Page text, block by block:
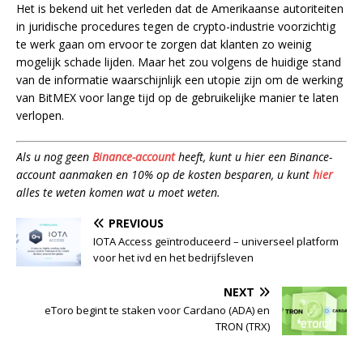
Het is bekend uit het verleden dat de Amerikaanse autoriteiten
in juridische procedures tegen de crypto-industrie voorzichtig
te werk gaan om ervoor te zorgen dat klanten zo weinig
mogelijk schade lijden. Maar het zou volgens de huidige stand
van de informatie waarschijnlijk een utopie zijn om de werking
van BitMEX voor lange tijd op de gebruikelijke manier te laten
verlopen.
Als u nog geen Binance-accountheeft, kunt u hier een Binance-
account aanmaken en 10% op de kosten besparen, u kunt hier
alles te weten komen wat u moet weten.
PREVIOUS
IOTA Access geïntroduceerd – universeel platform
voor het ivd en het bedrijfsleven
NEXT
eToro begint te staken voor Cardano (ADA) en
TRON (TRX)